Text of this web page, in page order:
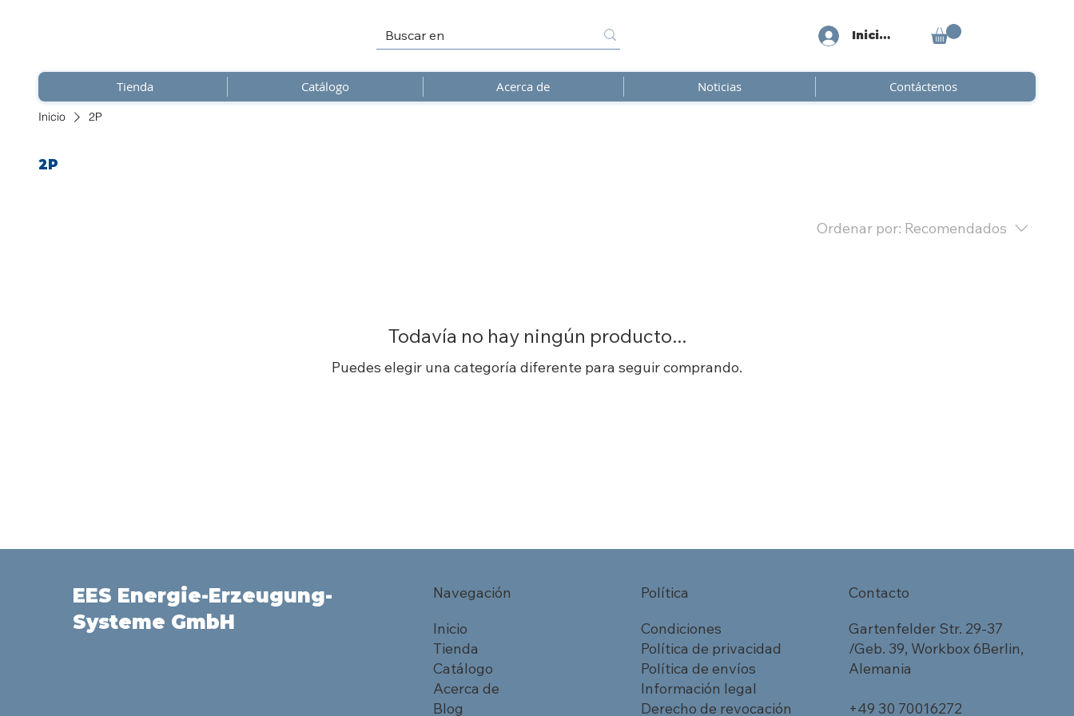
Iniciar sesión
Tienda Catálogo Acerca de Noticias Contáctenos
Inicio 2P
2P
Ordenar por: Recomendados
Todavía no hay ningún producto...
Puedes elegir una categoría diferente para seguir comprando.
EES Energie-Erzeugung-
Systeme GmbH
Navegación
Inicio
Tienda
Catálogo
Acerca de
Blog
Política
Condiciones
Política de privacidad
Política de envíos
Información legal
Derecho de revocación
Contacto
Gartenfelder Str. 29-37
/Geb. 39, Workbox 6Berlin,
Alemania
+49 30 70016272